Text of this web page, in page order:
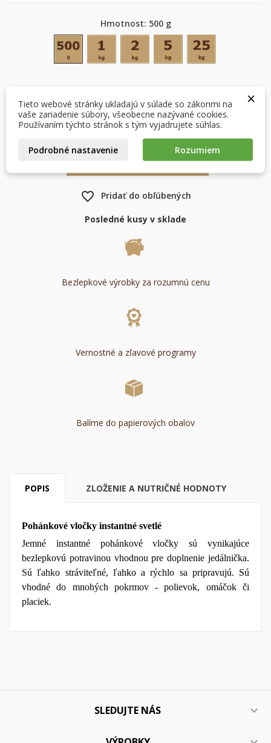
Hmotnost: 500 g
500 g
1 kg 2 kg 5 kg
VLOŽIŤ DO KOŠÍKA
favorite_border Pridať do obľúbených
Posledné kusy v sklade
Bezlepkové výrobky za rozumnú cenu
Vernostné a zľavové programy
Balíme do papierových obalov
POPIS ZLOŽENIE A NUTRIČNÉ HODNOTY
Pohánkové vločky instantné svetlé
Jemné instantné pohánkové vločky sú vynikajúce
bezlepkovú potravinou vhodnou pre doplnenie jedálnička.
Sú ľahko stráviteľné, ľahko a rýchlo sa pripravujú. Sú
vhodné do mnohých pokrmov - polievok, omáčok či
placiek.
SLEDUJTE NÁS 
Môj zoznam prianí
add_circle_outline Vytvoriť nový zoznam
Vytvoriť zoznam želaní
Názov zoznamu želaní
Vytvoriť zoznam želaní
Prihlásiť sa
Musíte byť prihlásený, aby ste si mohli výrobky uložiť do
svojho zoznamu želaní.
Prihlásiť sa
×
Tieto webové stránky ukladajú v súlade so zákonmi na
vaše zariadenie súbory, všeobecne nazývané cookies.
Používaním týchto stránok s tým vyjadrujete súhlas.
Podrobné nastavenie Rozumiem